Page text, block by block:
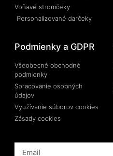
Voňavé stromčeky
Personalizované darčeky
Podmienky a GDPR
Všeobecné obchodné
podmienky
Spracovanie osobných
údajov
Využívanie súborov cookies
Zásady cookies